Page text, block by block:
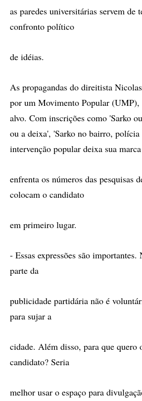
as paredes universitárias servem de
confronto político
de idéias.
As propagandas do direitista
por um Movimento Popular
alvo. Com inscrições como 'Sarko
ou a deixa', 'Sarko no bairro,
intervenção popular deixa sua
enfrenta os números das pesquisas
colocam o candidato
em primeiro lugar.
- Essas expressões são
parte da
publicidade partidária não é
para sujar a
cidade. Além disso, para que quero
candidato? Seria
melhor usar o espaço para